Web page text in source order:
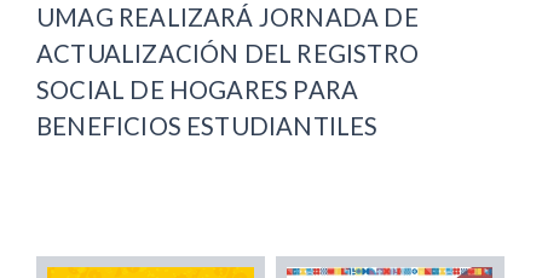
UMAG REALIZARÁ JORNADA DE
ACTUALIZACIÓN DEL REGISTRO
SOCIAL DE HOGARES PARA
BENEFICIOS ESTUDIANTILES